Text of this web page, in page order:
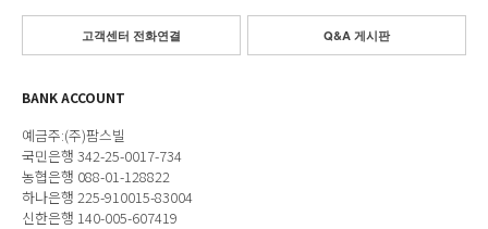
고객센터 전화연결 Q&A 게시판
BANK ACCOUNT
예금주:(주)팜스빌
국민은행 342-25-0017-734
농협은행 088-01-128822
하나은행 225-910015-83004
신한은행 140-005-607419